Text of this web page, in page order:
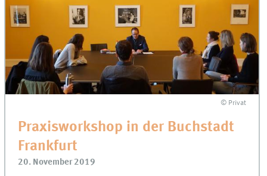
© Privat
Praxisworkshop in der Buchstadt
Frankfurt
20. November 2019